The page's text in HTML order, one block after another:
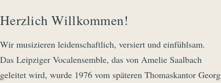
Herzlich Willkommen!
Wir musizieren leidenschaftlich, versiert und einfühlsam.
Das Leipziger Vocalensemble, das von Amelie Saalbach
geleitet wird, wurde 1976 vom späteren Thomaskantor Georg